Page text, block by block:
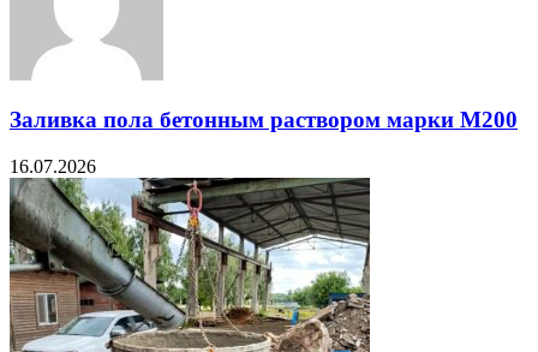
Заливка пола бетонным раствором марки М200
16.07.2026